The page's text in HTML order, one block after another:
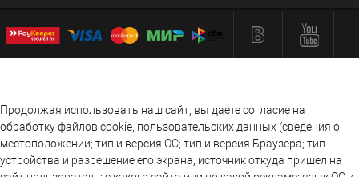
Продолжая использовать наш сайт, вы даете согласие на
обработку файлов cookie, пользовательских данных (сведения о
местоположении; тип и версия ОС; тип и версия Браузера; тип
устройства и разрешение его экрана; источник откуда пришел на